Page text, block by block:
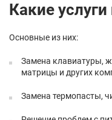
Какие
Основные из них:
Замена клавиатуры,
матрицы и других
Замена термопасты,